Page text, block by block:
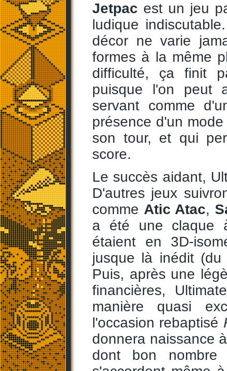
Jetpac est un jeu
ludique
décor ne varie
formes à la même
difficulté, ça finit
puisque l'on peut
servant comme
présence d'un
son tour, et qui
score.
Le succès aidant,
D'autres jeux
comme Atic Atac,
a été une claque
étaient en 3D-
jusque là inédit
Puis, après une
financières,
manière quasi
l'occasion rebaptisé
donnera naissance
dont bon